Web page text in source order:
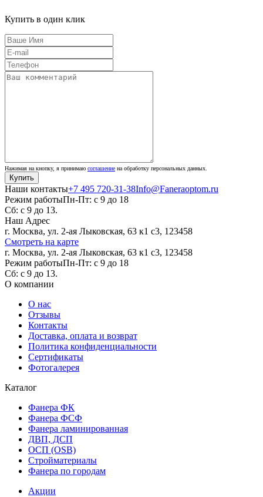
Купить в один клик
Нажимая на кнопку, я принимаю соглашение на обработку персональных данных.
Наши контакты+7 495 720-31-38Info@Faneraoptom.ru
Режим работыПн-Пт: с 9 до 18
Сб: с 9 до 13.
Наш Адрес
г. Москва, ул. 2-ая Лыковская, 63 к1 с3, 123458
Смотреть на карте
г. Москва, ул. 2-ая Лыковская, 63 к1 с3, 123458
Режим работыПн-Пт: с 9 до 18
Сб: с 9 до 13.
О компании
О нас
Отзывы
Контакты
Доставка, оплата и возврат
Политика конфиденциальности
Сертификаты
Фотогалерея
Каталог
Фанера ФК
Фанера ФСФ
Фанера ламинированная
ДВП, ДСП
ОСП (OSB)
Стройматериалы
Фанера по городам
Акции